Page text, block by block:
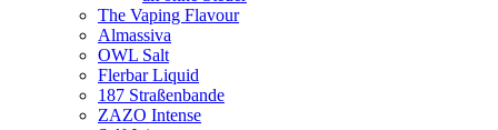
The Vaping Flavour
Almassiva
OWL Salt
Flerbar Liquid
187 Straßenbande
ZAZO Intense